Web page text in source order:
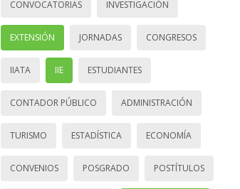
CONVOCATORIAS INVESTIGACIÓN
EXTENSIÓN JORNADAS CONGRESOS
IIATA IIE ESTUDIANTES
CONTADOR PÚBLICO ADMINISTRACIÓN
TURISMO ESTADÍSTICA ECONOMÍA
CONVENIOS POSGRADO POSTÍTULOS